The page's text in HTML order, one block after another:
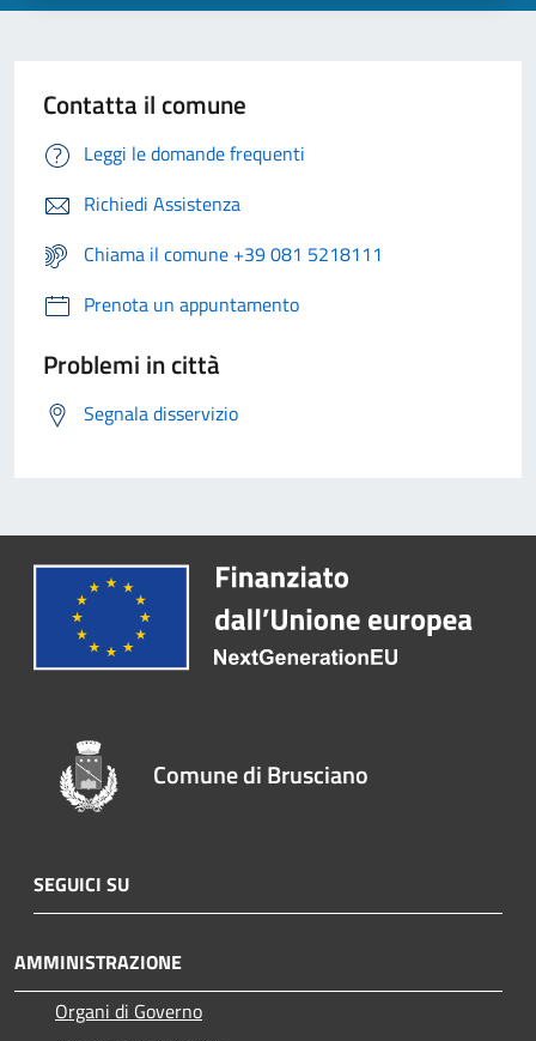
Contatta il comune
Leggi le domande frequenti
Richiedi Assistenza
Chiama il comune +39 081 5218111
Prenota un appuntamento
Problemi in città
Segnala disservizio
Comune di Brusciano
SEGUICI SU
AMMINISTRAZIONE
Organi di Governo